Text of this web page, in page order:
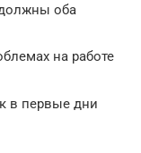
оба
на работе
в первые дни